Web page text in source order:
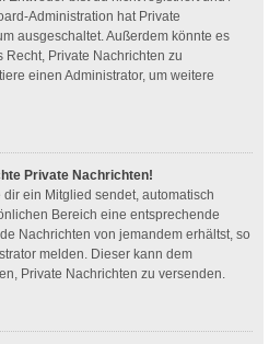
Administration hat Private
ausgeschaltet. Außerdem könnte es
Recht, Private Nachrichten zu
einen Administrator, um weitere
Private Nachrichten!
ein Mitglied sendet, automatisch
Bereich eine entsprechende
Nachrichten von jemandem erhältst, so
melden. Dieser kann dem
Private Nachrichten zu versenden.